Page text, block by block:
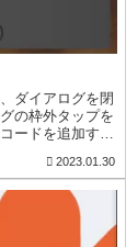
ダイアログを閉
の枠外タップを
ードを追加する
2023.01.30